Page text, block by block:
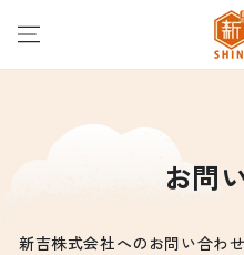
プする
お問
新吉株式会社へのお問い合わ